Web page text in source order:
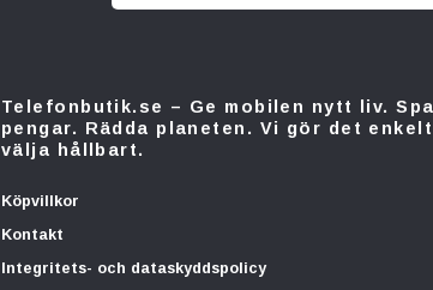
Telefonbutik.se – Ge mobilen nytt liv.
pengar. Rädda planeten. Vi gör det
välja hållbart.
Köpvillkor
Kontakt
Integritets- och dataskyddspolicy